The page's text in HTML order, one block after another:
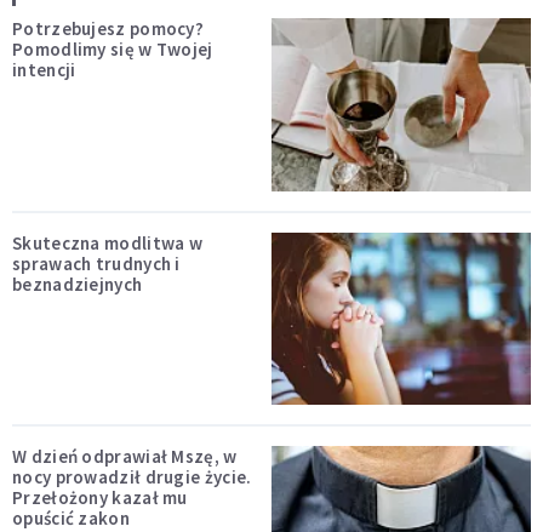
Potrzebujesz pomocy?
Pomodlimy się w Twojej
intencji
Skuteczna modlitwa w
sprawach trudnych i
beznadziejnych
W dzień odprawiał Mszę, w
nocy prowadził drugie życie.
Przełożony kazał mu
opuścić zakon